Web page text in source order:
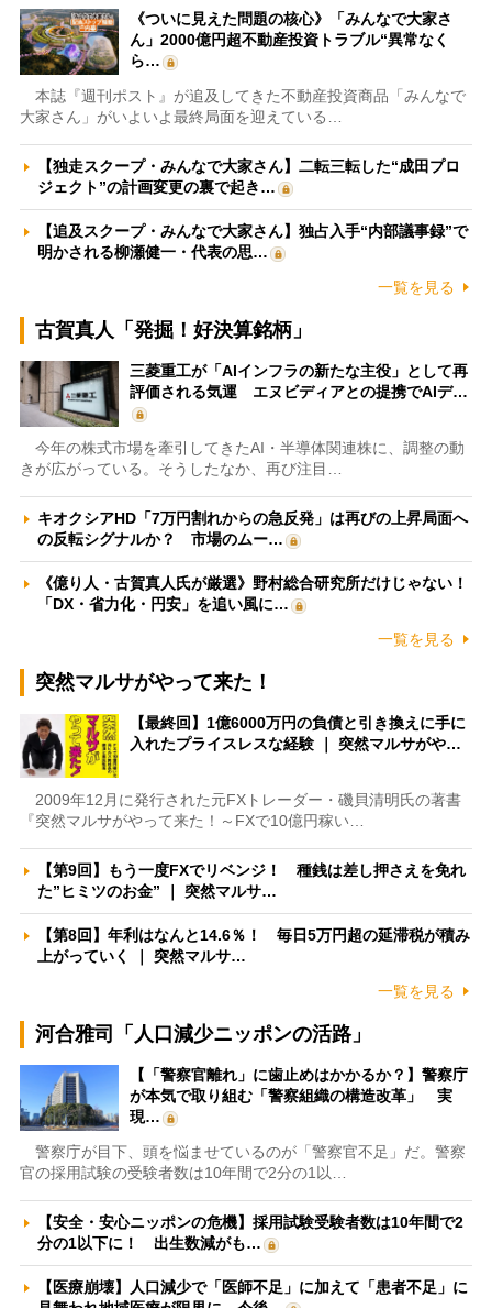
《ついに見えた問題の核心》「みんなで大家さ
ん」2000億円超不動産投資トラブル“異常なく
ら…
本誌『週刊ポスト』が追及してきた不動産投資商品「みんなで
大家さん」がいよいよ最終局面を迎えている…
【独走スクープ・みんなで大家さん】二転三転した“成田プロ
ジェクト”の計画変更の裏で起き…
【追及スクープ・みんなで大家さん】独占入手“内部議事録”で
明かされる柳瀬健一・代表の思…
一覧を見る
古賀真人「発掘！好決算銘柄」
三菱重工が「AIインフラの新たな主役」として再
評価される気運 エヌビディアとの提携でAIデ…
今年の株式市場を牽引してきたAI・半導体関連株に、調整の動
きが広がっている。そうしたなか、再び注目…
キオクシアHD「7万円割れからの急反発」は再びの上昇局面へ
の反転シグナルか？ 市場のムー…
《億り人・古賀真人氏が厳選》野村総合研究所だけじゃない！
「DX・省力化・円安」を追い風に…
一覧を見る
突然マルサがやって来た！
【最終回】1億6000万円の負債と引き換えに手に
入れたプライスレスな経験 ｜ 突然マルサがや…
2009年12月に発行された元FXトレーダー・磯貝清明氏の著書
『突然マルサがやって来た！～FXで10億円稼い…
【第9回】もう一度FXでリベンジ！ 種銭は差し押さえを免れ
た”ヒミツのお金” ｜ 突然マルサ…
【第8回】年利はなんと14.6％！ 毎日5万円超の延滞税が積み
上がっていく ｜ 突然マルサ…
一覧を見る
河合雅司「人口減少ニッポンの活路」
【「警察官離れ」に歯止めはかかるか？】警察庁
が本気で取り組む「警察組織の構造改革」 実
現…
警察庁が目下、頭を悩ませているのが「警察官不足」だ。警察
官の採用試験の受験者数は10年間で2分の1以…
【安全・安心ニッポンの危機】採用試験受験者数は10年間で2
分の1以下に！ 出生数減がも…
【医療崩壊】人口減少で「医師不足」に加えて「患者不足」に